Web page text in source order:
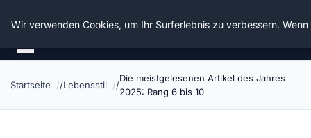
Die Schnitter
Startseite Lebensstil
Die meistgelesenen Artikel des Jahres
2025: Rang 6 bis 10
Wir verwenden Cookies, um Ihr Surferlebnis zu verbessern.